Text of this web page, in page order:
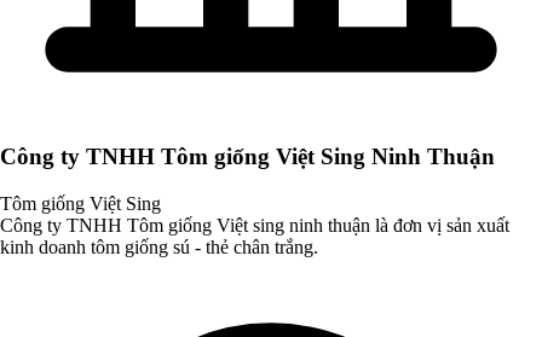
Công ty TNHH Tôm giống Việt Sing Ninh Thuận
Tôm giống Việt Sing
Công ty TNHH Tôm giống Việt sing ninh thuận là đơn vị sản xuất
kinh doanh tôm giống sú - thẻ chân trắng.